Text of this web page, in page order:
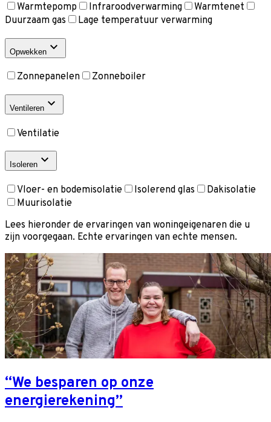
Warmtepomp Infraroodverwarming
Warmtenet
Duurzaam gas
Lage temperatuur verwarming
Opwekken
Zonnepanelen Zonneboiler
Ventileren
Ventilatie
Isoleren
Vloer- en bodemisolatie Isolerend glas
Dakisolatie
Muurisolatie
Lees hieronder de ervaringen van woningeigenaren die u
zijn voorgegaan. Echte ervaringen van echte mensen.
“We besparen op onze
energierekening”